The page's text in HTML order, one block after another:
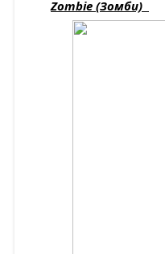
Zombie (Зомби)